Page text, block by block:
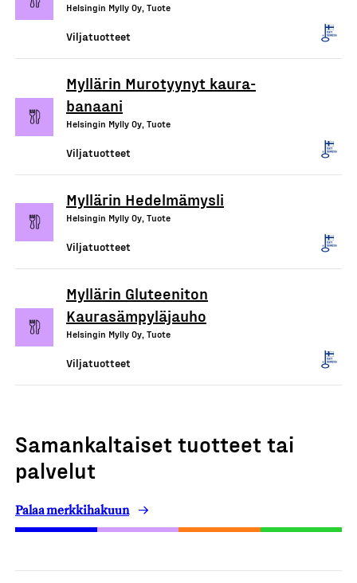
Helsingin Mylly Oy, Tuote
Viljatuotteet
Myllärin Murotyynyt kaura-
banaani
Helsingin Mylly Oy, Tuote
Viljatuotteet
Myllärin Hedelmämysli
Helsingin Mylly Oy, Tuote
Viljatuotteet
Myllärin Gluteeniton
Kaurasämpyläjauho
Helsingin Mylly Oy, Tuote
Viljatuotteet
Samankaltaiset tuotteet tai
palvelut
Palaa merkkihakuun